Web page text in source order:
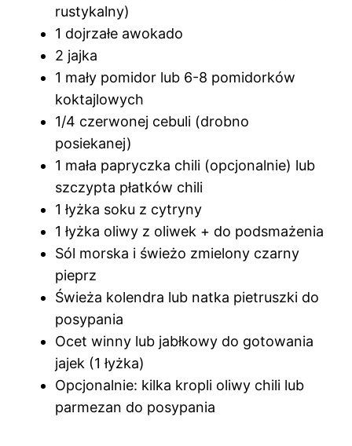
rustykalny)
1 dojrzałe awokado
2 jajka
1 mały pomidor lub 6-8 pomidorków
koktajlowych
1/4 czerwonej cebuli (drobno
posiekanej)
1 mała papryczka chili (opcjonalnie) lub
szczypta płatków chili
1 łyżka soku z cytryny
1 łyżka oliwy z oliwek + do podsmażenia
Sól morska i świeżo zmielony czarny
pieprz
Świeża kolendra lub natka pietruszki do
posypania
Ocet winny lub jabłkowy do gotowania
jajek (1 łyżka)
Opcjonalnie: kilka kropli oliwy chili lub
parmezan do posypania